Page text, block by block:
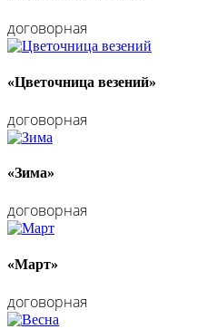
договорная
«Цветочница везений»
договорная
«Зима»
договорная
«Март»
договорная